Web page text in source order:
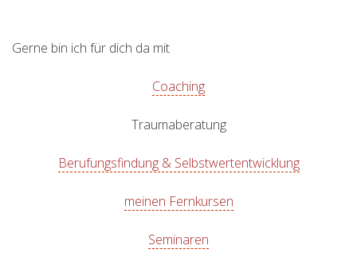
Gerne bin ich für dich da mit
Coaching
Traumaberatung
Berufungsfindung & Selbstwertentwicklung
meinen Fernkursen
Seminaren